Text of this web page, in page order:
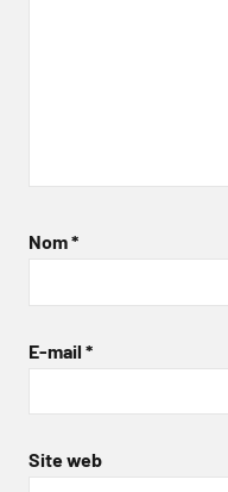
Nom*
E-mail *
Site web